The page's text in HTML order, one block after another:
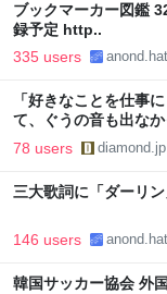
ブックマーカー図鑑
録予定 http..
335 users
「好きなことを仕事
て、ぐうの音も出なか
78 users diamond.jp
三大歌詞に「ダーリ
146 users
韓国サッカー協会 外